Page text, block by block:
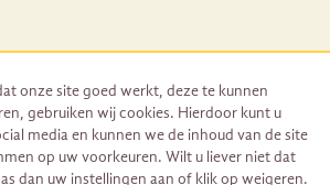
onze site goed werkt, deze te kunnen
gebruiken wij cookies. Hierdoor kunt u
media en kunnen we de inhoud van de site
op uw voorkeuren. Wilt u liever niet dat
dan uw instellingen aan of klik op weigeren.